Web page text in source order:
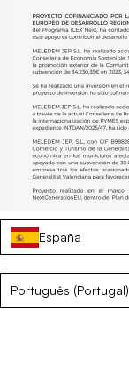
España
Português (portugal)